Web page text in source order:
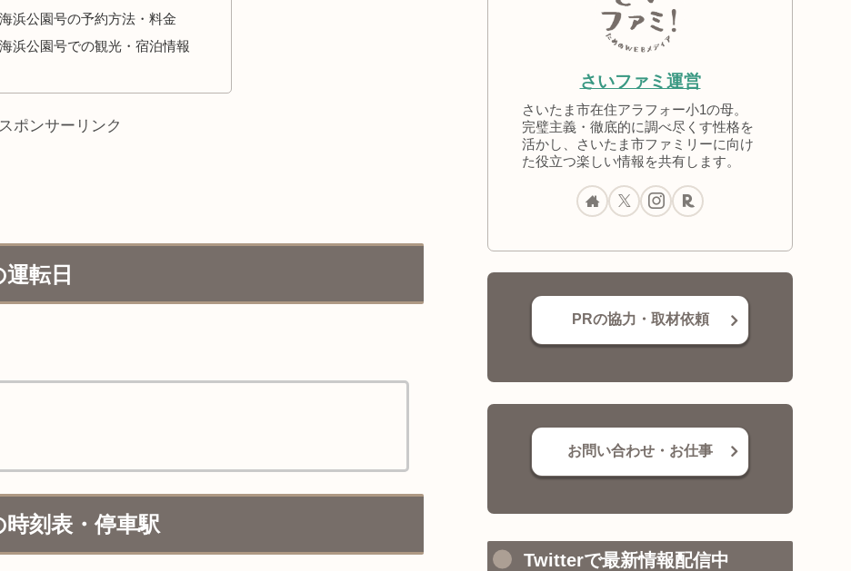
浜公園号の予約方法・料金
浜公園号での観光・宿泊情報
スポンサーリンク
転日
刻表・停車駅
さいファミ運営
さいたま市在住アラフォー小1の母。
完璧主義・徹底的に調べ尽くす性格を
活かし、さいたま市ファミリーに向け
た役立つ楽しい情報を共有します。
PRの協力・取材依頼
お問い合わせ・お仕事
Twitterで最新情報配信中